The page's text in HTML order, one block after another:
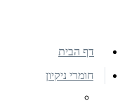
דף הבית
חומרי ניקיון